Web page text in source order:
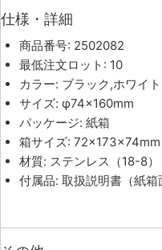
仕様・詳細
商品番号: 2502082
最低注文ロット: 10
カラー: ブラック,ホワイト
サイズ: φ74×160mm
パッケージ: 紙箱
箱サイズ: 72×173×74mm
材質: ステンレス（18-8
付属品: 取扱説明書（紙箱